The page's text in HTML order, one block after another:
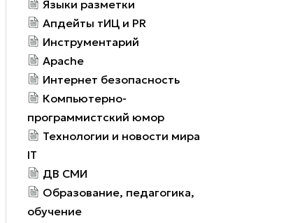
Языки разметки
Апдейты тИЦ и PR
Инструментарий
Apache
Интернет безопасность
Компьютерно-
программистский юмор
Технологии и новости мира
IT
ДВ СМИ
Образование, педагогика,
обучение